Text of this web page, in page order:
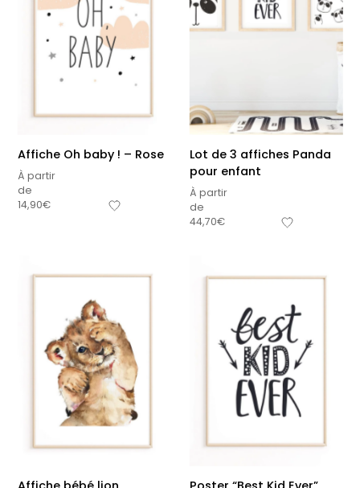
Affiche Oh baby ! – Rose
À partir
de
14,90€
Lot de 3 affiches Panda
pour enfant
À partir
de
44,70€